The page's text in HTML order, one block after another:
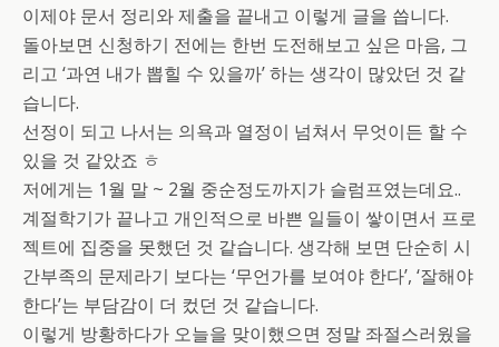
이제야 문서 정리와 제출을 끝내고 이렇게 글을 씁니다.
돌아보면 신청하기 전에는 한번 도전해보고 싶은 마음, 그
리고 ‘과연 내가 뽑힐 수 있을까’ 하는 생각이 많았던 것 같
습니다.
선정이 되고 나서는 의욕과 열정이 넘쳐서 무엇이든 할 수
있을 것 같았죠 ㅎ
저에게는 1월 말 ~ 2월 중순정도까지가 슬럼프였는데요..
계절학기가 끝나고 개인적으로 바쁜 일들이 쌓이면서 프로
젝트에 집중을 못했던 것 같습니다. 생각해 보면 단순히 시
간부족의 문제라기 보다는 ‘무언가를 보여야 한다’, ‘잘해야
한다’는 부담감이 더 컸던 것 같습니다.
이렇게 방황하다가 오늘을 맞이했으면 정말 좌절스러웠을